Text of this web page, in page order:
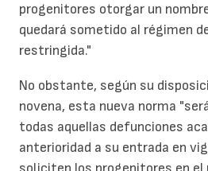
progenitores otorgar un
quedará sometido al régimen
restringida."
No obstante, según su
novena, esta nueva norma
todas aquellas defunciones
anterioridad a su entrada en